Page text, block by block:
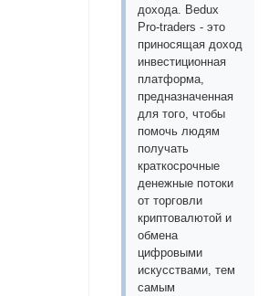
дохода. Bedux
Pro-traders - это
приносящая доход
инвестиционная
платформа,
предназначенная
для того, чтобы
помочь людям
получать
краткосрочные
денежные потоки
от торговли
криптовалютой и
обмена
цифровыми
искусствами, тем
самым